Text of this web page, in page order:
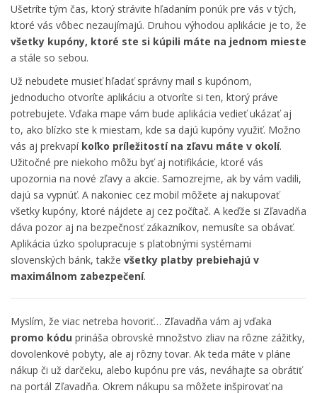
Ušetríte tým čas, ktorý strávite hľadaním ponúk pre vás v tých,
ktoré vás vôbec nezaujímajú. Druhou výhodou aplikácie je to, že
všetky kupóny, ktoré ste si kúpili máte na jednom mieste
a stále so sebou.
Už nebudete musieť hľadať správny mail s kupónom,
jednoducho otvoríte aplikáciu a otvoríte si ten, ktorý práve
potrebujete. Vďaka mape vám bude aplikácia vedieť ukázať aj
to, ako blízko ste k miestam, kde sa dajú kupóny využiť. Možno
vás aj prekvapí koľko príležitostí na zľavu máte v okolí.
Užitočné pre niekoho môžu byť aj notifikácie, ktoré vás
upozornia na nové zľavy a akcie. Samozrejme, ak by vám vadili,
dajú sa vypnúť. A nakoniec cez mobil môžete aj nakupovať
všetky kupóny, ktoré nájdete aj cez počítač. A keďže si Zľavadňa
dáva pozor aj na bezpečnosť zákazníkov, nemusíte sa obávať.
Aplikácia úzko spolupracuje s platobnými systémami
slovenských bánk, takže všetky platby prebiehajú v
maximálnom zabezpečení.
Myslím, že viac netreba hovoriť… Zľavadňa vám aj vďaka
promo kódu prináša obrovské množstvo zliav na rôzne zážitky,
dovolenkové pobyty, ale aj rôzny tovar. Ak teda máte v pláne
nákup či už darčeku, alebo kupónu pre vás, neváhajte sa obrátiť
na portál Zľavadňa. Okrem nákupu sa môžete inšpirovať na